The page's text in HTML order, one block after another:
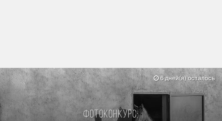
Фотоконкурс:
6 дней(я) осталось